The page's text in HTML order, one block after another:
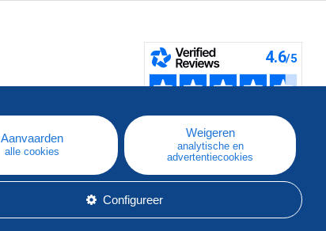
Aanvaarden
alle cookies
Weigeren
analytische en
advertentiecookies
Configureer